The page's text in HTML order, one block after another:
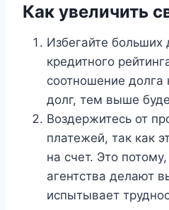
Как увеличить
Избегайте больших
кредитного
соотношение
долг, тем выше
Воздержитесь от
платежей, так как
на счет. Это
агентства делают
испытывает